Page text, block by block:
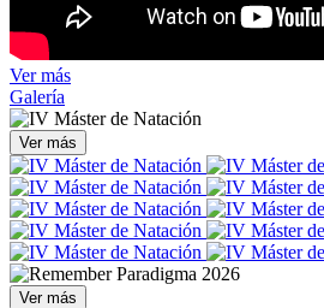
Ver más
Galería
Ver más
Ver más